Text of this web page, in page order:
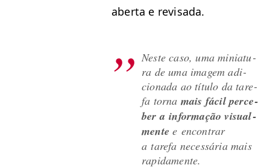
aber­ta e revisada.
Neste caso, uma miniatu­
ra de uma imagem adi­
ciona­da ao títu­lo da tare­
fa tor­na mais fácil perce­
ber a infor­mação visual­
mente e encon­trar
a tare­fa necessária mais
rapidamente.